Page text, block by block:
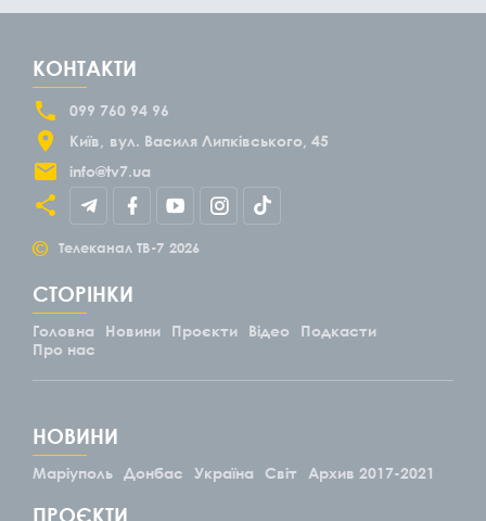
КОНТАКТИ
099 760 94 96
Київ
вул. Василя Липківського, 45
info@tv7.ua
© Телеканал ТВ-7 2026
СТОРІНКИ
Головна Новини Проєкти Відео
Подкасти
Про нас
НОВИНИ
Маріуполь Донбас Україна Світ Архив 2017-2021
ПРОЄКТИ